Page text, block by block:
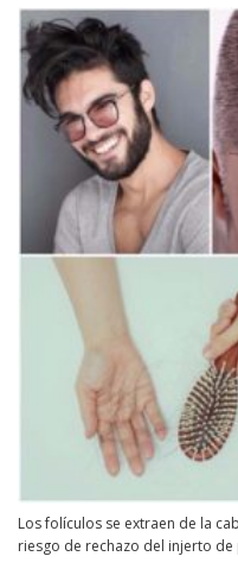
Los folículos se extraen de la
riesgo de rechazo del injerto de